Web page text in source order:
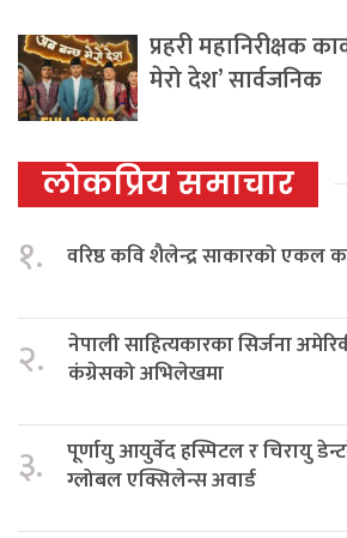
प्रहरी महानिरीक्षक
मेरो देश’ सार्वजनिक
लोकप्रिय समाचार
१. वरिष्ठ कवि शैलेन्द्र साकारको एकल
२.
नेपाली साहित्यकारका सिर्जना
कंग्रेसको अभिलेखमा
३.
पूर्णायु आयुर्वेद हस्पिटल र चिरायु
ग्लोबल एक्सिलेन्स अवार्ड